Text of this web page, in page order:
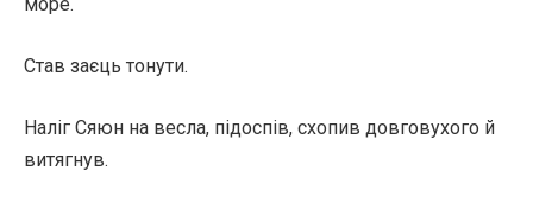
Став заєць тонути.
Наліг Сяюн на весла, підоспів, схопив довговухого й
витягнув.